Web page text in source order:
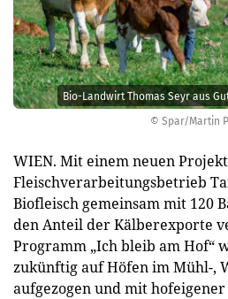
© Spar/Martin
Bio-Landwirt Thomas Seyr aus
WIEN. Mit einem neuen
Fleischverarbeitungsbetrieb
Biofleisch gemeinsam mit 120
den Anteil der Kälberexporte
Programm „Ich bleib am Hof“
zukünftig auf Höfen im Mühl-,
aufgezogen und mit